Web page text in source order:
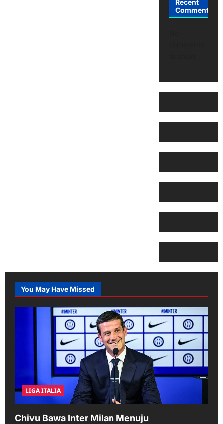
Recent
Comments
You May Have Missed
LIGA ITALIA
Chivu Bawa Inter Milan Menuju